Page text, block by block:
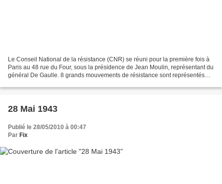
Le Conseil National de la résistance (CNR) se réuni pour la première fois à
Paris au 48 rue du Four, sous la présidence de Jean Moulin, représentant du
général De Gaulle. 8 grands mouvements de résistance sont représentés
28 Mai 1943
Publié le 28/05/2010 à 00:47
Par Fix